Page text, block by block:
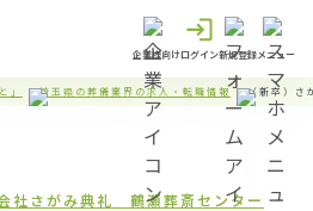
企業様向けログイン新規登録メニュー
」 埼玉県の葬儀業界の求人・転職情報 （新卒）さ
社さがみ典礼 鶴瀬葬斎センター